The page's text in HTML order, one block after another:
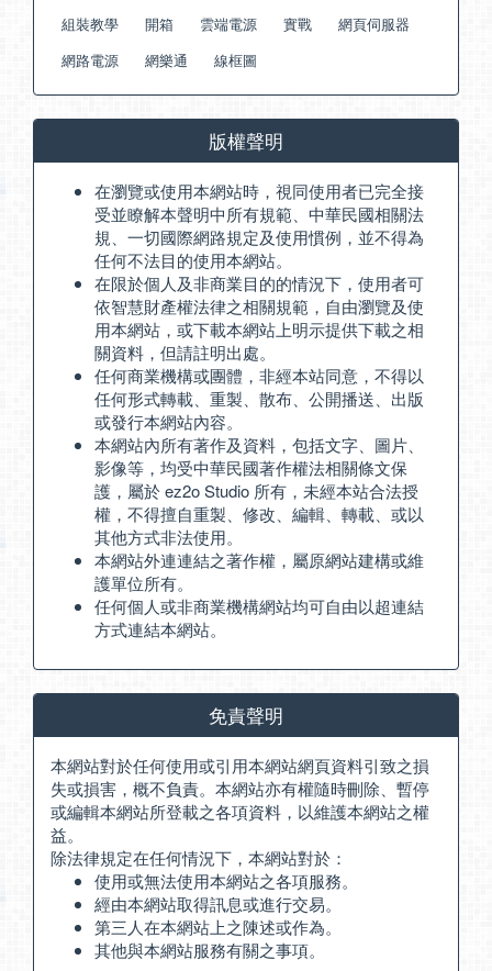
組裝教學
開箱 雲端電源 實戰
網頁伺服器
網路電源
網樂通 線框圖
版權聲明
在瀏覽或使用本網站時，視同使用者已完全接
受並瞭解本聲明中所有規範、中華民國相關法
規、一切國際網路規定及使用慣例，並不得為
任何不法目的使用本網站。
在限於個人及非商業目的的情況下，使用者可
依智慧財產權法律之相關規範，自由瀏覽及使
用本網站，或下載本網站上明示提供下載之相
關資料，但請註明出處。
任何商業機構或團體，非經本站同意，不得以
任何形式轉載、重製、散布、公開播送、出版
或發行本網站內容。
本網站內所有著作及資料，包括文字、圖片、
影像等，均受中華民國著作權法相關條文保
護，屬於 ez2o Studio 所有，未經本站合法授
權，不得擅自重製、修改、編輯、轉載、或以
其他方式非法使用。
本網站外連連結之著作權，屬原網站建構或維
護單位所有。
任何個人或非商業機構網站均可自由以超連結
方式連結本網站。
免責聲明
本網站對於任何使用或引用本網站網頁資料引致之損
失或損害，概不負責。本網站亦有權隨時刪除、暫停
或編輯本網站所登載之各項資料，以維護本網站之權
益。
除法律規定在任何情況下，本網站對於：
使用或無法使用本網站之各項服務。
經由本網站取得訊息或進行交易。
第三人在本網站上之陳述或作為。
其他與本網站服務有關之事項。